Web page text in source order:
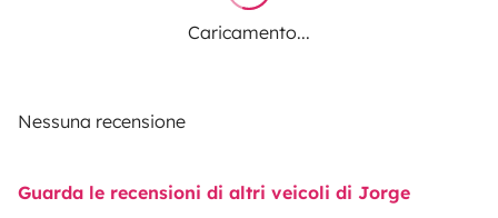
Caricamento...
Nessuna recensione
Guarda le recensioni di altri veicoli di Jorge